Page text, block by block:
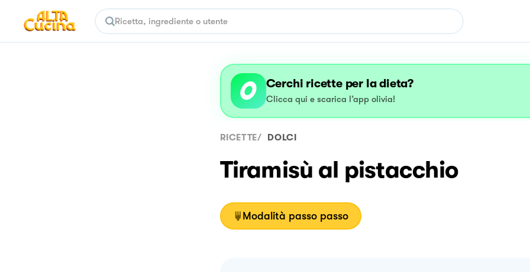
Cerchi ricette per la dieta?
Clicca qui e scarica l’app olivia!
RICETTE/ DOLCI
Tiramisù al pistacchio
Modalità passo passo